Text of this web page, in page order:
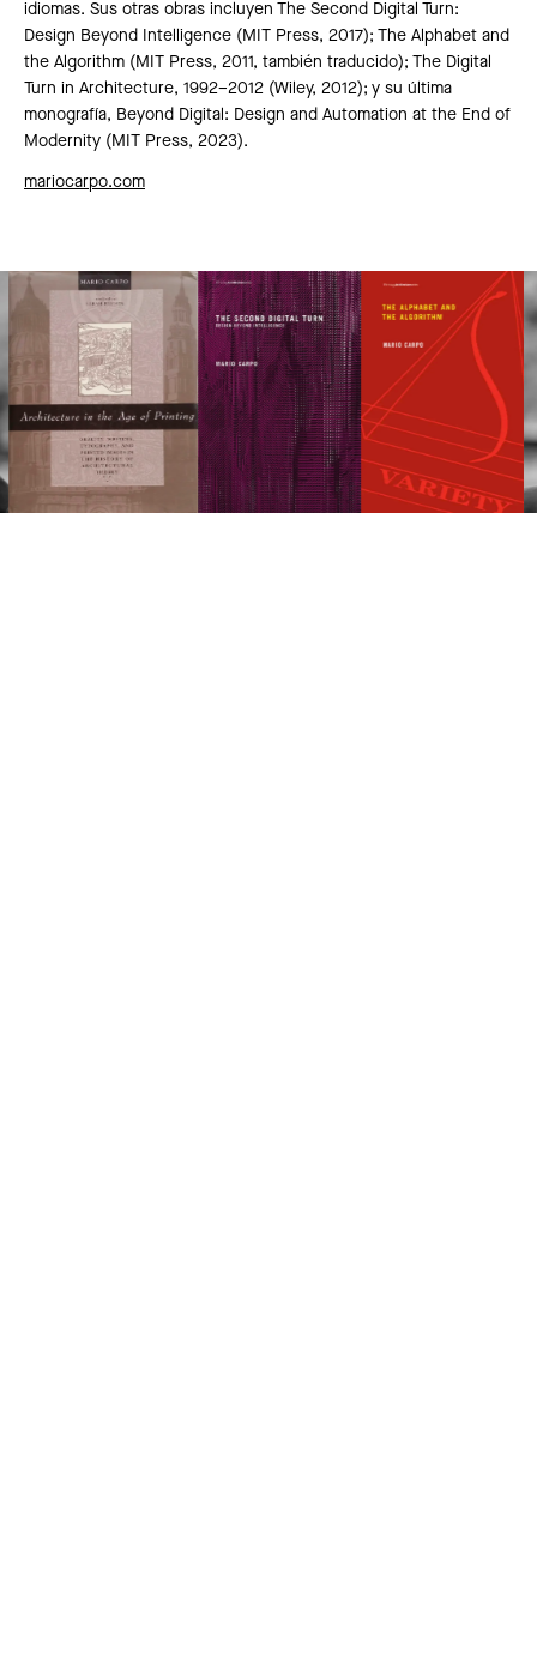
idiomas. Sus otras obras incluyen The Second Digital Turn:
Design Beyond Intelligence (MIT Press, 2017); The Alphabet and
the Algorithm (MIT Press, 2011, también traducido); The Digital
Turn in Architecture, 1992–2012 (Wiley, 2012); y su última
monografía, Beyond Digital: Design and Automation at the End of
Modernity (MIT Press, 2023).
mariocarpo.com